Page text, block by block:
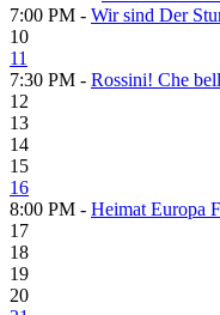
7:00 PM - Wir sind Der
10
11
7:30 PM - Rossini! Che
12
13
14
15
16
8:00 PM - Heimat Europa
17
18
19
20